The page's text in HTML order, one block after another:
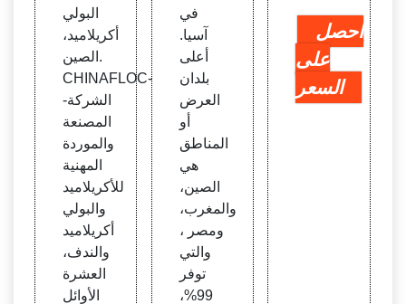
البولي
أكريلاميد،
الصين.
CHINAFLOC-
-الشركة
المصنعة
والموردة
المهنية
للأكريلاميد
والبولي
أكريلاميد
والندف،
العشرة
الأوائل
في
آسيا.
أعلى
بلدان
العرض
أو
المناطق
هي
الصين،
والمغرب،
ومصر ،
والتي
توفر
99%،
احصل
على
السعر